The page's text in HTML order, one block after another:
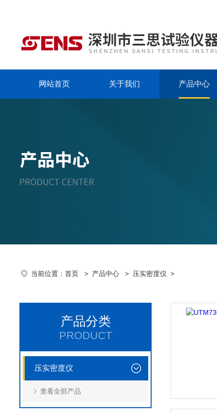
网站首页 关于我们 产品中心
当前位置： 首页 > 产品中心 > 压实密度仪 >
产品分类
PRODUCT
压实密度仪
查看全部产品